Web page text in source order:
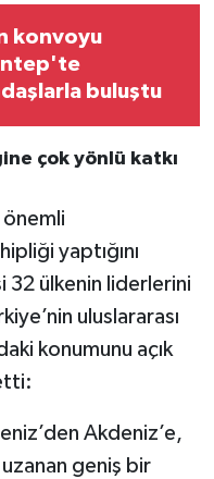
konvoyu
buluştu
çok yönlü katkı
önemli
yaptığını
32 ülkenin liderlerini
uluslararası
konumunu açık
Akdeniz’e,
geniş bir